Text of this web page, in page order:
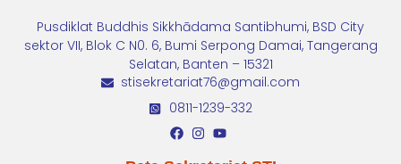
Pusdiklat Buddhis Sikkhādama Santibhumi, BSD City
sektor VII, Blok C N0. 6, Bumi Serpong Damai, Tangerang
Selatan, Banten – 15321
stisekretariat76@gmail.com
0811-1239-332